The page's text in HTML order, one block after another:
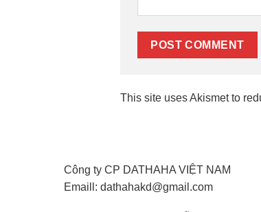
This site uses Akismet to
Công ty CP DATHAHA VIỆT NAM
Emaill: dathahakd@gmail.com